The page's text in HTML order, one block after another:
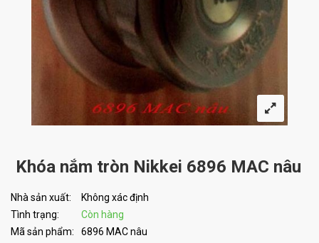
Khóa nắm tròn Nikkei 6896 MAC nâu
Nhà sản xuất:
Không xác định
Tình trạng:
Còn hàng
Mã sản phẩm:
6896 MAC nâu